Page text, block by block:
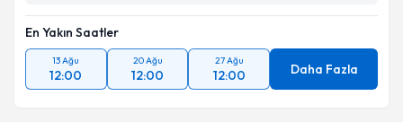
En Yakın Saatler
13 Ağu
12:00
20 Ağu
12:00
27 Ağu
12:00 Daha Fazla